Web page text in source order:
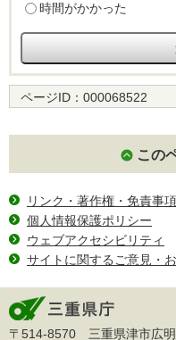
時間がかかった
ページID： 000068522
この
リンク・著作権・免責事
個人情報保護ポリシー
ウェブアクセシビリティ
サイトに関するご意見・
〒514-8570 三重県津市広